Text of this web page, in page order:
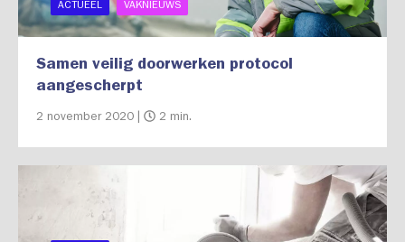
ACTUEEL VAKNIEUWS
Samen veilig doorwerken protocol
aangescherpt
2 november 2020 | 2 min.